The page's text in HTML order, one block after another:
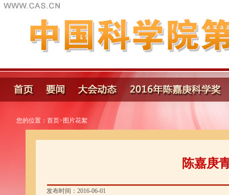
您的位置： 首页> 图片花絮
陈嘉庚
发布时间：2016-06-01